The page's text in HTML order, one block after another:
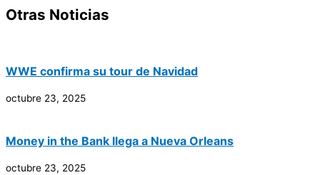
Otras Noticias
WWE confirma su tour de Navidad
octubre 23, 2025
Money in the Bank llega a Nueva Orleans
octubre 23, 2025